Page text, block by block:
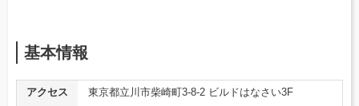
基本情報
アクセス 東京都立川市柴崎町3-8-2 ビルドはなさい3F